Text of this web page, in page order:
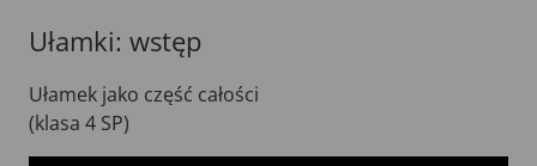
Ułamki: wstęp
Ułamek jako część całości
(klasa 4 SP)